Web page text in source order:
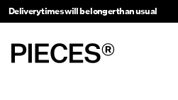
Delivery times will be longer than usual